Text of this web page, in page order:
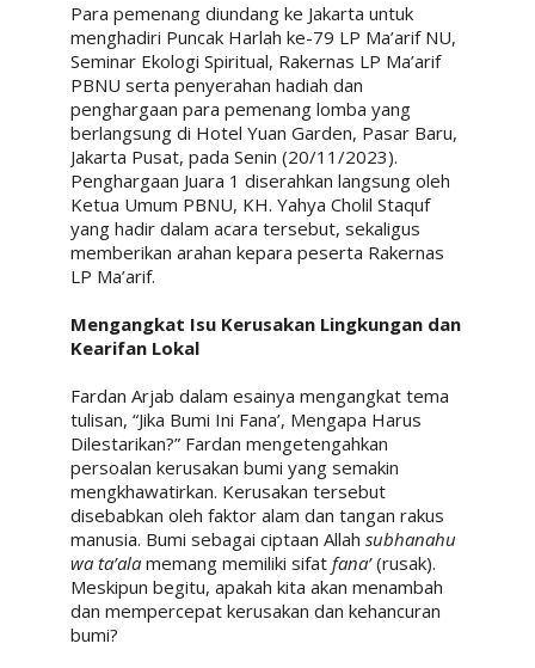
Para pemenang diundang ke Jakarta untuk
menghadiri Puncak Harlah ke-79 LP Ma’arif NU,
Seminar Ekologi Spiritual, Rakernas LP Ma’arif
PBNU serta penyerahan hadiah dan
penghargaan para pemenang lomba yang
berlangsung di Hotel Yuan Garden, Pasar Baru,
Jakarta Pusat, pada Senin (20/11/2023).
Penghargaan Juara 1 diserahkan langsung oleh
Ketua Umum PBNU, KH. Yahya Cholil Staquf
yang hadir dalam acara tersebut, sekaligus
memberikan arahan kepara peserta Rakernas
LP Ma’arif.
Mengangkat Isu Kerusakan Lingkungan dan
Kearifan Lokal
Fardan Arjab dalam esainya mengangkat tema
tulisan, “Jika Bumi Ini Fana’, Mengapa Harus
Dilestarikan?” Fardan mengetengahkan
persoalan kerusakan bumi yang semakin
mengkhawatirkan. Kerusakan tersebut
disebabkan oleh faktor alam dan tangan rakus
manusia. Bumi sebagai ciptaan Allah subhanahu
wa ta’ala memang memiliki sifat fana’(rusak).
Meskipun begitu, apakah kita akan menambah
dan mempercepat kerusakan dan kehancuran
bumi?